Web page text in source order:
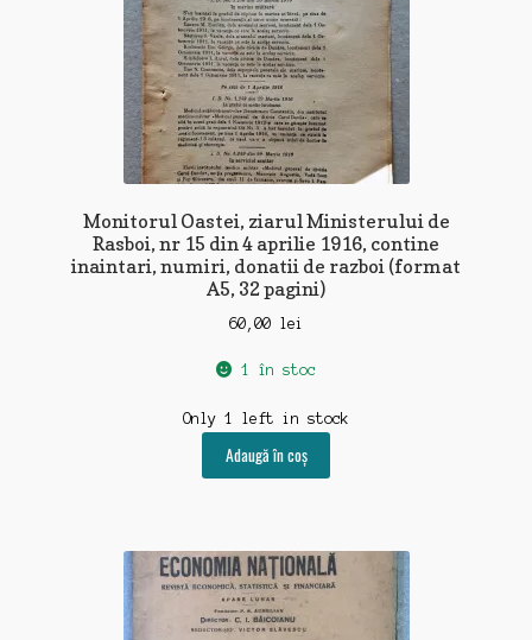
Monitorul Oastei, ziarul Ministerului de
Rasboi, nr 15 din 4 aprilie 1916, contine
inaintari, numiri, donatii de razboi (format
A5, 32 pagini)
60,00 lei
1 în stoc
Only 1 left in stock
Adaugă în coș